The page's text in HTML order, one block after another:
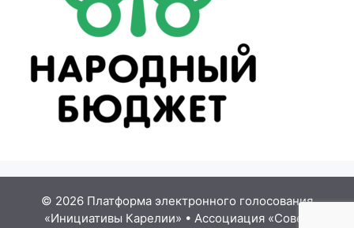
© 2026 Платформа электронного голосования
«Инициативы Карелии» • Ассоциация «Совет